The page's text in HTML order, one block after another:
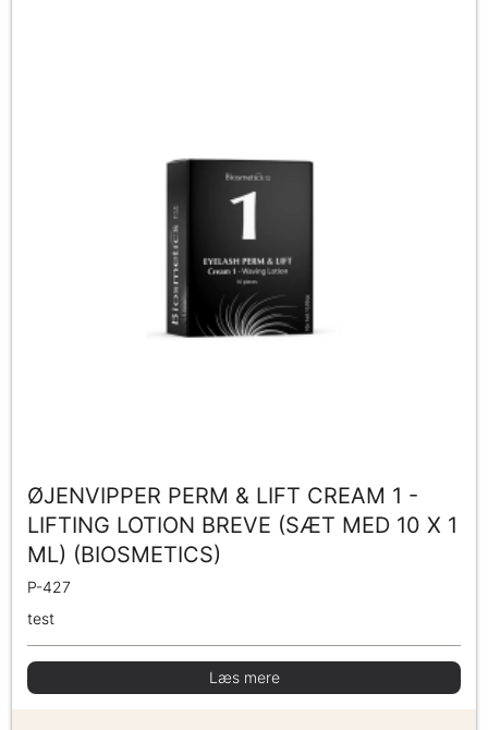
ØJENVIPPER PERM & LIFT CREAM 1 -
LIFTING LOTION BREVE (SÆT MED 10 X 1
ML) (BIOSMETICS)
P-427
test
Læs mere